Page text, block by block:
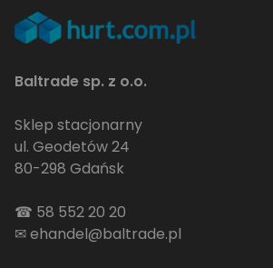
Baltrade sp. z o.o.
Sklep stacjonarny
ul. Geodetów 24
80-298 Gdańsk
☎ 58 552 20 20
✉ehandel@baltrade.pl